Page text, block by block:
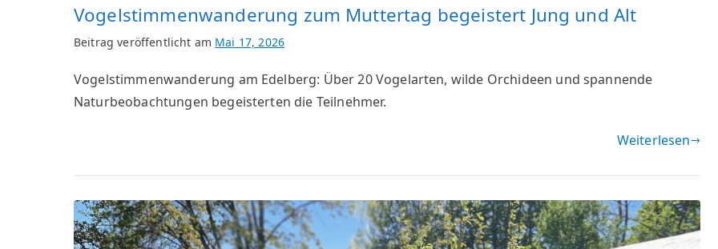
Vogelstimmenwanderung zum Muttertag begeistert Jung und Alt
Beitrag veröffentlicht am Mai 17, 2026
Vogelstimmenwanderung am Edelberg: Über 20 Vogelarten, wilde Orchideen und spannende
Naturbeobachtungen begeisterten die Teilnehmer.
Weiterlesen